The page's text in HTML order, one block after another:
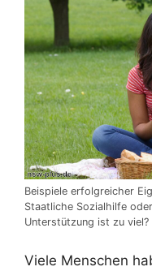
Beispiele erfolgreicher
Staatliche Sozialhilfe
Unterstützung ist zu viel?
Viele Menschen